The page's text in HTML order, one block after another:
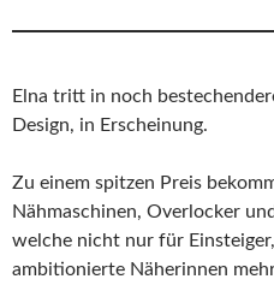
Elna tritt in noch
Design, in Erscheinung.
Zu einem spitzen Preis
Nähmaschinen, Overlocker
welche nicht nur für
ambitionierte Näherinnen